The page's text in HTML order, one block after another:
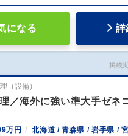
になる 詳
掲載
（設備）
／海外に強い準大手ゼネ
万円
北海道 / 青森県 / 岩手県 /